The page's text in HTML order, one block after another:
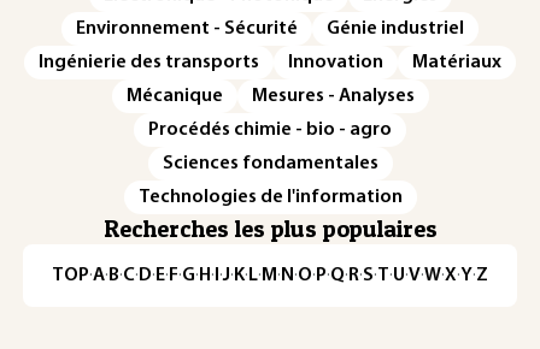
Environnement - Sécurité
Génie industriel
Ingénierie des transports
Innovation
Matériaux
Mécanique
Mesures - Analyses
Procédés chimie - bio - agro
Sciences fondamentales
Technologies de l'information
Recherches les plus populaires
TOP·A·B·C· D· E· F·G· H · ·J· K· L· M · N ·O· P·Q· R·S·T·U·V·W·X·Y·Z